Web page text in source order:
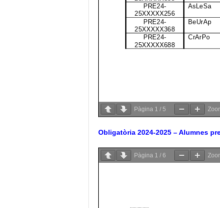
Pàgina 1 / 5
Obligatòria 2024-2025 – Alumnes
Pàgina 1 / 6